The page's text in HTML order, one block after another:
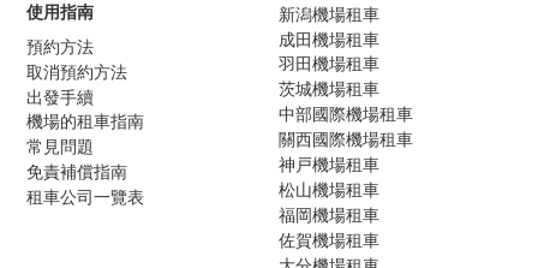
使用指南
預約方法
取消預約方法
出發手續
機場的租車指南
常見問題
免責補償指南
租車公司一覽表
新潟機場租車
成田機場租車
羽田機場租車
茨城機場租車
中部國際機場租車
關西國際機場租車
神戸機場租車
松山機場租車
福岡機場租車
佐賀機場租車